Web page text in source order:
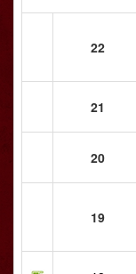
22
21
20
19